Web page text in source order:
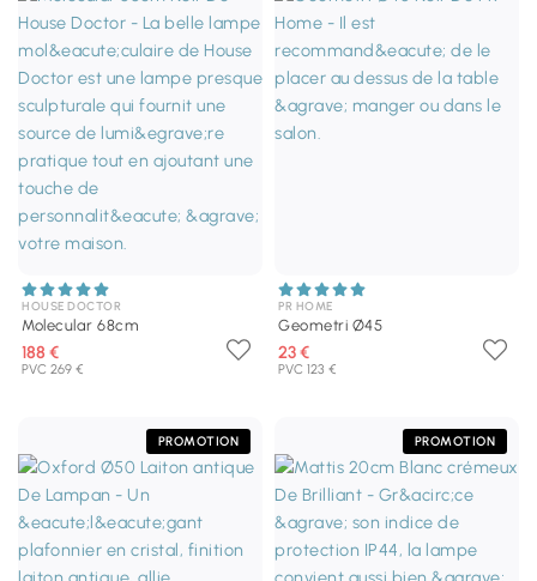
HOUSE DOCTOR
Molecular 68cm
188 €
PVC 269 €
PR HOME
Geometri Ø45
23 €
PVC 123 €
PROMOTION PROMOTION